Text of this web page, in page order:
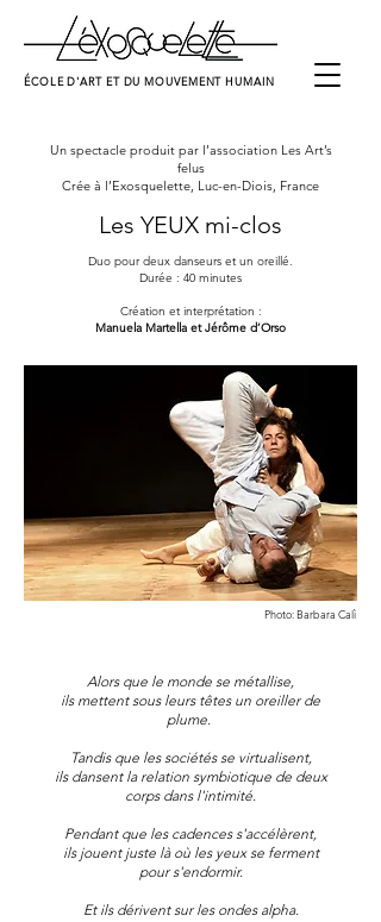
ÉCOLE D'ART ET DU MOUVEMENT HUMAIN
Un spectacle produit par l’association Les Art’s
felus
Crée à l’Exosquelette, Luc-en-Diois, France
Les YEUX mi-clos
Duo pour deux danseurs et un oreillé.
Durée : 40 minutes
Création et interprétation :
Manuela Martella et Jérôme d’Orso
Alors que le monde se métallise,
ils mettent sous leurs têtes un oreiller de
plume.
Tandis que les sociétés se virtualisent,
ils dansent la relation symbiotique de deux
corps dans l'intimité.
Pendant que les cadences s'accélèrent,
ils jouent juste là où les yeux se ferment
pour s'endormir.
Et ils dérivent sur les ondes alpha.
Photo: Barbara Calì